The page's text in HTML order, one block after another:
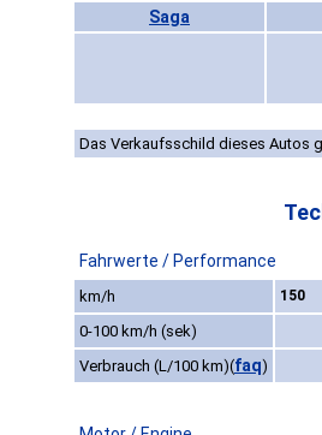
Saga
Das Verkaufsschild dieses Autos
Fahrwerte / Performance
km/h 150
0-100 km/h (sek)
Verbrauch (L/100 km)(faq)